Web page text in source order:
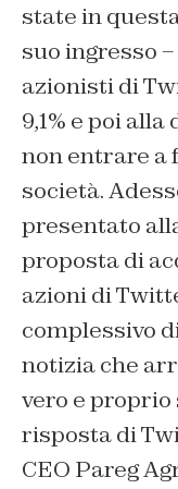
state in
suo ingresso
azionisti di
9,1% e poi
non entrare a
società.
presentato
proposta di
azioni di
complessivo
notizia che
vero e proprio
risposta di
CEO Pareg